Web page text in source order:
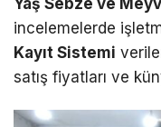
Yaş Sebze ve
incelemelerde
Kayıt Sistemi
satış fiyatları ve